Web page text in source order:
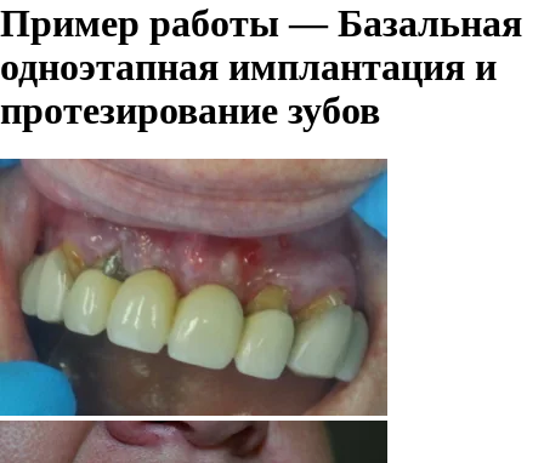
Пример работы — Базальная
одноэтапная имплантация и
протезирование зубов